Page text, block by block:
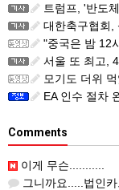
트럼프, '반도체·태
대한축구협회,
"중국은 밤 12
서울 또 최고,
모기도 더위
EA 인수 절차
Comments
이게 무슨...........
그니까요.....법인카